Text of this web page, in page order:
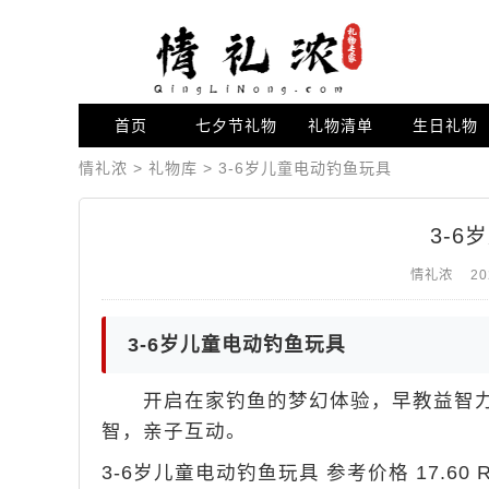
首页 七夕节礼物 礼物清单 生日礼物
情礼浓 > 礼物库 > 3-6岁儿童电动钓鱼玩具
3-6
情礼浓
3-6岁儿童电动钓鱼玩具
开启在家钓鱼的梦幻体验，早教益智
智，亲子互动。
3-6岁儿童电动钓鱼玩具 参考价格 17.60